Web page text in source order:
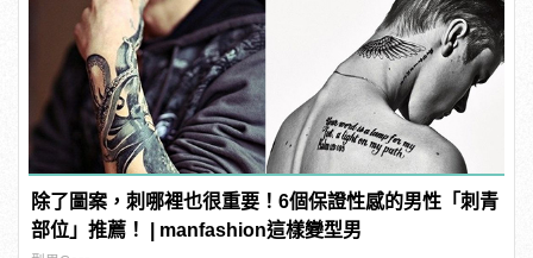
除了圖案，刺哪裡也很重要！6個保證性感的男性「刺青
部位」推薦！ | manfashion這樣變型男